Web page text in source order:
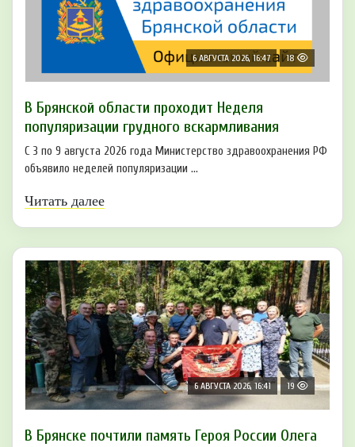
6 АВГУСТА 2026, 16:47 18
В Брянской области проходит Неделя
популяризации грудного вскармливания
С 3 по 9 августа 2026 года Министерство здравоохранения РФ
объявило неделей популяризации ...
Читать далее
6 АВГУСТА 2026, 16:41 19
В Брянске почтили память Героя России Олега